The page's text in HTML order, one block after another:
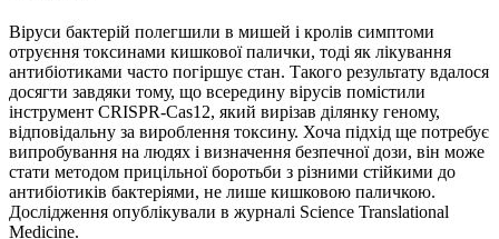
Віруси бактерій полегшили в мишей і кролів симптоми
отруєння токсинами кишкової палички, тоді як лікування
антибіотиками часто погіршує стан. Такого результату вдалося
досягти завдяки тому, що всередину вірусів помістили
інструмент CRISPR-Cas12, який вирізав ділянку геному,
відповідальну за вироблення токсину. Хоча підхід ще потребує
випробування на людях і визначення безпечної дози, він може
стати методом прицільної боротьби з різними стійкими до
антибіотиків бактеріями, не лише кишковою паличкою.
Дослідження опублікували в журналі Science Translational
Medicine.